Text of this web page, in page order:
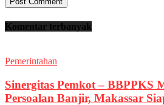
Komentar terbanyak
Pemerintahan
Sinergitas Pemkot – BBPPKS
Persoalan Banjir, Makassar